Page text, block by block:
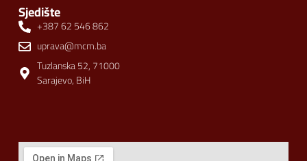
Sjedište
+387 62 546 862
uprava@mcm.ba
Tuzlanska 52, 71000
Sarajevo, BiH